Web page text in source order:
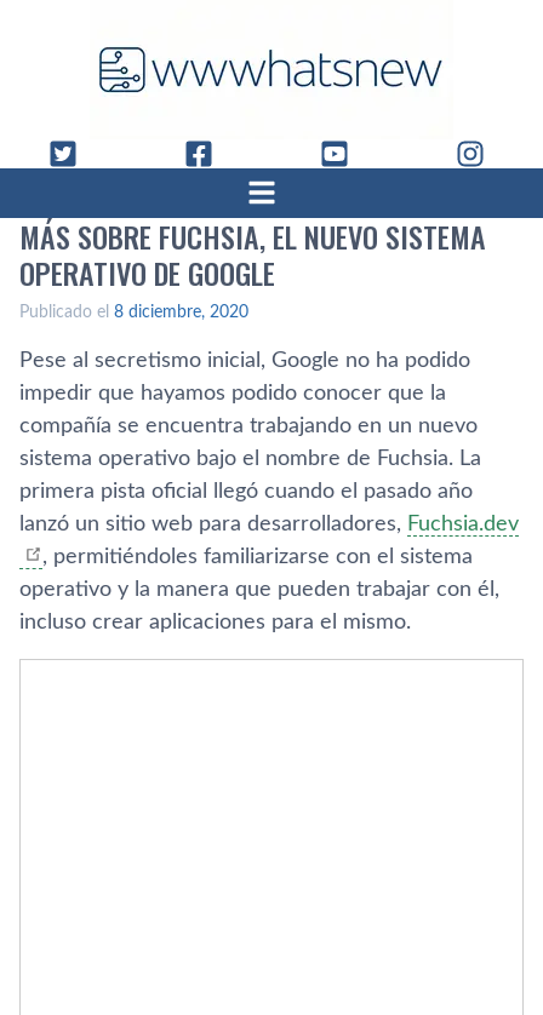
MÁS SOBRE FUCHSIA, EL NUEVO SISTEMA
OPERATIVO DE GOOGLE
Publicado el 8 diciembre, 2020
Pese al secretismo inicial, Google no ha podido
impedir que hayamos podido conocer que la
compañía se encuentra trabajando en un nuevo
sistema operativo bajo el nombre de Fuchsia. La
primera pista oficial llegó cuando el pasado año
lanzó un sitio web para desarrolladores, Fuchsia.dev
, permitiéndoles familiarizarse con el sistema
operativo y la manera que pueden trabajar con él,
incluso crear aplicaciones para el mismo.